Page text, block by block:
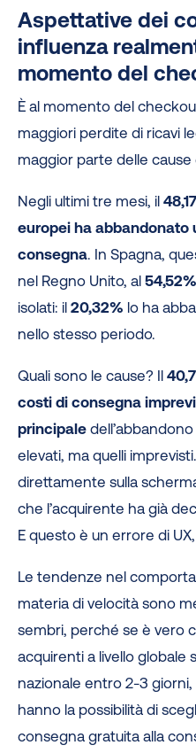
Aspettative dei
influenza
momento del
È al momento del
maggiori perdite di ricavi
maggior parte delle cause
Negli ultimi tre mesi, il
europei ha abbandonato
consegna. In Spagna,
nel Regno Unito, al54,52%
isolati: il20,32% lo ha
nello stesso periodo.
Quali sono le cause? Il
costi di consegna
principale
elevati, ma quelli
direttamente sulla
che l’acquirente ha già
E questo è un errore di
Le tendenze nel
materia di velocità sono
sembri, perché se è vero
acquirenti a livello globale
nazionale entro 2-3
hanno la possibilità di
consegna gratuita alla